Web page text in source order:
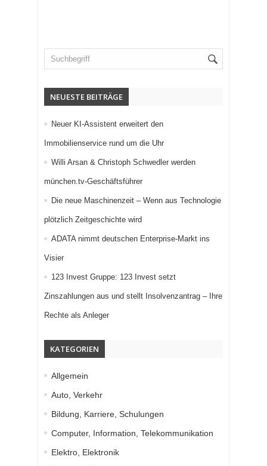
NEUESTE BEITRÄGE
Neuer KI-Assistent erweitert den
Immobilienservice rund um die Uhr
Willi Arsan & Christoph Schwedler werden
münchen.tv-Geschäftsführer
Die neue Maschinenzeit – Wenn aus Technologie
plötzlich Zeitgeschichte wird
ADATA nimmt deutschen Enterprise-Markt ins
Visier
123 Invest Gruppe: 123 Invest setzt
Zinszahlungen aus und stellt Insolvenzantrag – Ihre
Rechte als Anleger
KATEGORIEN
Allgemein
Auto, Verkehr
Bildung, Karriere, Schulungen
Computer, Information, Telekommunikation
Elektro, Elektronik